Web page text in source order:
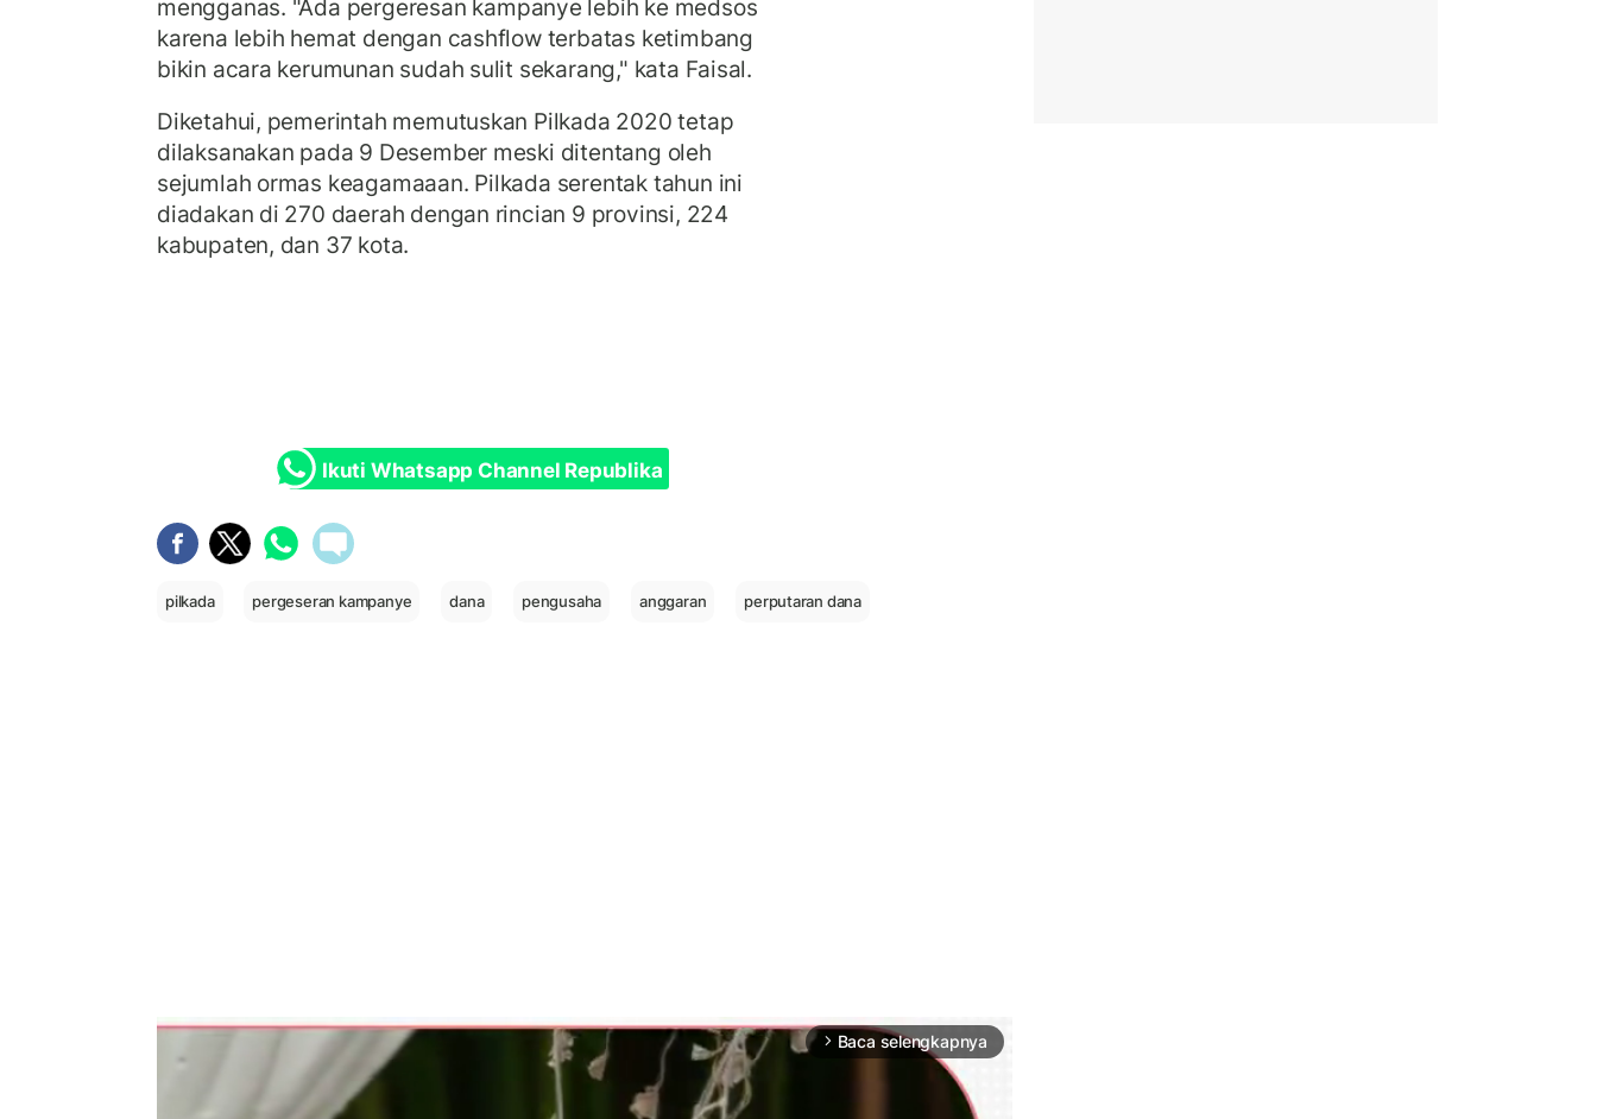
mengganas. "Ada pergeresan kampanye lebih ke medsos
karena lebih hemat dengan cashflow terbatas ketimbang
bikin acara kerumunan sudah sulit sekarang," kata Faisal.
Diketahui, pemerintah memutuskan Pilkada 2020 tetap
dilaksanakan pada 9 Desember meski ditentang oleh
sejumlah ormas keagamaaan. Pilkada serentak tahun ini
diadakan di 270 daerah dengan rincian 9 provinsi, 224
kabupaten, dan 37 kota.
Ikuti Whatsapp Channel Republika
pilkada pergeseran kampanye dana pengusaha anggaran perputaran dana
arrow_forward_ios Baca selengkapnya